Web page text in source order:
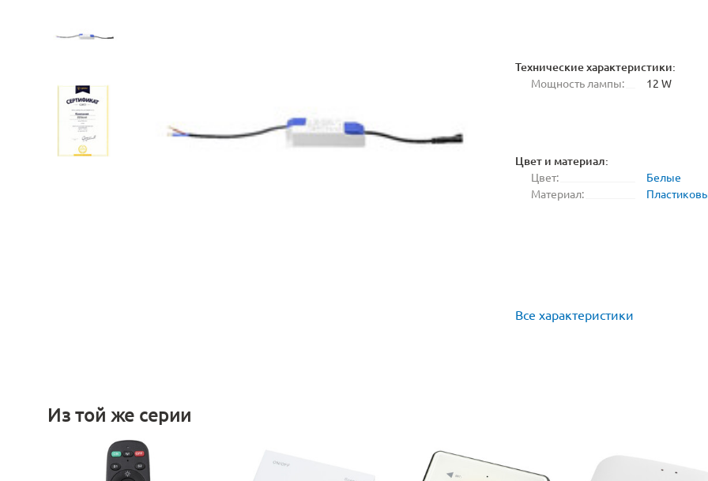
Технические характеристики:
Мощность лампы: 12 W
Цвет и материал:
Цвет:
Белые
Материал:
Все характеристики
Из той же серии